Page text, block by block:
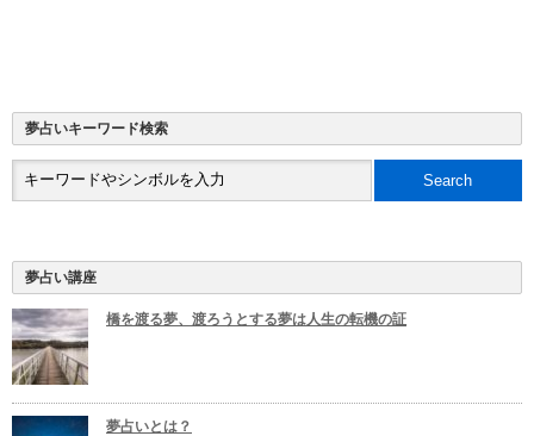
夢占いキーワード検索
夢占い講座
橋を渡る夢、渡ろうとする夢は人生の転機の証
夢占いとは？